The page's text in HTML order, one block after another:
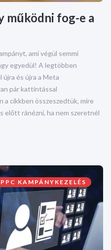
működni fog-e a
ami végül semmi
egyedül! A legtöbben
újra és újra a Meta
pár kattintással
a cikkben összeszedtük, mire
előtt ránézni, ha nem szeretnél
PPC KAMPÁNYKEZELÉS